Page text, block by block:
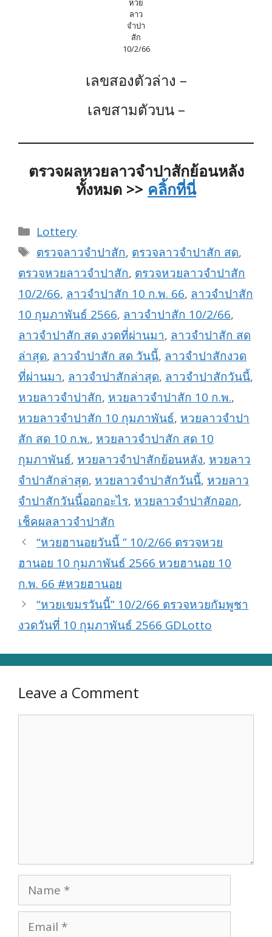
หวย
ลาว
จำปา
สัก
10/2/66
เลขสองตัวล่าง –
เลขสามตัวบน –
ตรวจผลหวยลาวจำปาสักย้อนหลัง
ทั้งหมด >> คลิ้กที่นี่
Categories
Lottery
Tags
ตรวจลาวจำปาสัก, ตรวจลาวจำปาสัก สด,
ตรวจหวยลาวจำปาสัก, ตรวจหวยลาวจำปาสัก
10/2/66, ลาวจำปาสัก 10 ก.พ. 66, ลาวจำปาสัก
10 กุมภาพันธ์ 2566, ลาวจำปาสัก 10/2/66,
ลาวจำปาสัก สด งวดที่ผ่านมา, ลาวจำปาสัก สด
ล่าสุด, ลาวจำปาสัก สด วันนี้, ลาวจำปาสักงวด
ที่ผ่านมา, ลาวจำปาสักล่าสุด, ลาวจำปาสักวันนี้,
หวยลาวจำปาสัก, หวยลาวจำปาสัก 10 ก.พ.,
หวยลาวจำปาสัก 10 กุมภาพันธ์, หวยลาวจำปา
สัก สด 10 ก.พ., หวยลาวจำปาสัก สด 10
กุมภาพันธ์, หวยลาวจำปาสักย้อนหลัง, หวยลาว
จำปาสักล่าสุด, หวยลาวจำปาสักวันนี้, หวยลาว
จำปาสักวันนี้ออกอะไร, หวยลาวจำปาสักออก,
เช็คผลลาวจำปาสัก
“หวยฮานอยวันนี้ ” 10/2/66 ตรวจหวย
ฮานอย 10 กุมภาพันธ์ 2566 หวยฮานอย 10
ก.พ. 66 #หวยฮานอย
“หวยเขมรวันนี้” 10/2/66 ตรวจหวยกัมพูชา
งวดวันที่ 10 กุมภาพันธ์ 2566 GDLotto
Leave a Comment
Name
Email